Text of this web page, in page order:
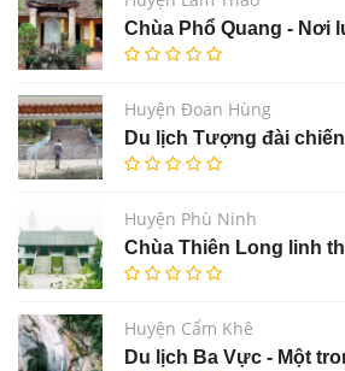
Huyện Đoan Hùng
Huyện Phù Ninh
Huyện Cẩm Khê